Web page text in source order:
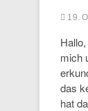
19.
mich
das
hat